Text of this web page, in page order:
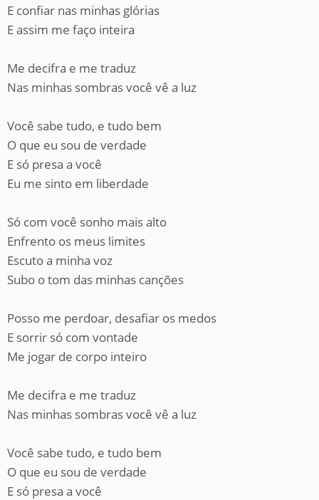
E confiar nas minhas glórias
E assim me faço inteira
Me decifra e me traduz
Nas minhas sombras você vê a luz
Você sabe tudo, e tudo bem
O que eu sou de verdade
E só presa a você
Eu me sinto em liberdade
Só com você sonho mais alto
Enfrento os meus limites
Escuto a minha voz
Subo o tom das minhas canções
Posso me perdoar, desafiar os medos
E sorrir só com vontade
Me jogar de corpo inteiro
Me decifra e me traduz
Nas minhas sombras você vê a luz
Você sabe tudo, e tudo bem
O que eu sou de verdade
E só presa a você